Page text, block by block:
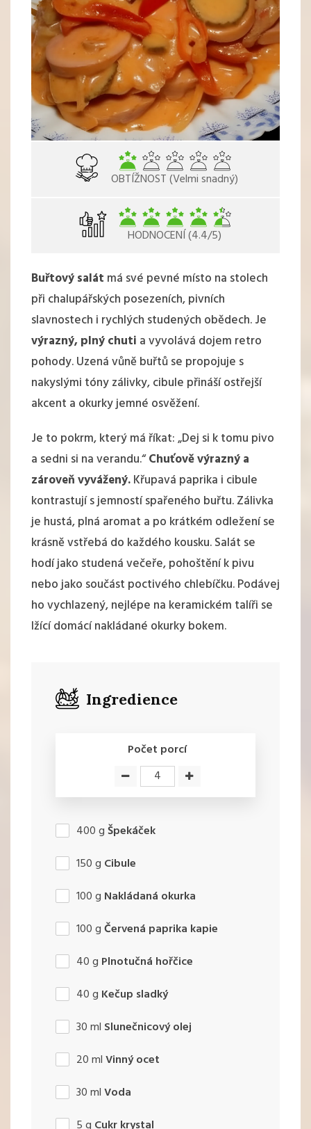
OBTÍŽNOST (Velmi snadný)
HODNOCENÍ (4.4/5)
Buřtový salát má své pevné místo na stolech
při chalupářských posezeních, pivních
slavnostech i rychlých studených obědech. Je
výrazný, plný chuti a vyvolává dojem retro
pohody. Uzená vůně buřtů se propojuje s
nakyslými tóny zálivky, cibule přináší ostřejší
akcent a okurky jemné osvěžení.
Je to pokrm, který má říkat: „Dej si k tomu pivo
a sedni si na verandu.“Chuťově výrazný a
zároveň vyvážený.Křupavá paprika i cibule
kontrastují s jemností spařeného buřtu. Zálivka
je hustá, plná aromat a po krátkém odležení se
krásně vstřebá do každého kousku. Salát se
hodí jako studená večeře, pohoštění k pivu
nebo jako součást poctivého chlebíčku. Podávej
ho vychlazený, nejlépe na keramickém talíři se
lžící domácí nakládané okurky bokem.
Ingredience
Počet porcí
400gŠpekáček
150g Cibule
100g Nakládaná okurka
100gČervená paprika kapie
40g Plnotučná hořčice
40g Kečup sladký
30ml Slunečnicový olej
20mlVinný ocet
30mlVoda
5g Cukr krystal